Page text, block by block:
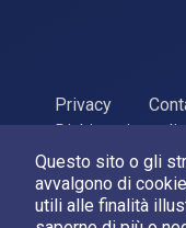
Questo sito o gli
avvalgono di
utili alle finalità
Privacy
Dichiarazione di
ASI Agenzia
Sviluppato daLPM